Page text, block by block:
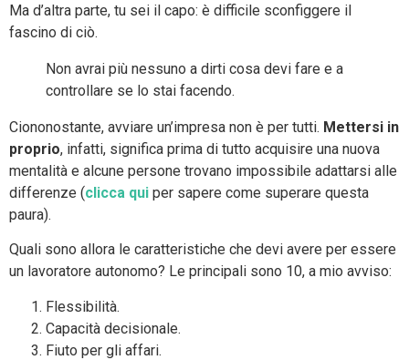
Ma d’altra parte, tu sei il capo: è difficile sconfiggere il
fascino di ciò.
Non avrai più nessuno a dirti cosa devi fare e a
controllare se lo stai facendo.
Ciononostante, avviare un’impresa non è per tutti. Mettersi in
proprio, infatti, significa prima di tutto acquisire una nuova
mentalità e alcune persone trovano impossibile adattarsi alle
differenze (clicca qui per sapere come superare questa
paura).
Quali sono allora le caratteristiche che devi avere per essere
un lavoratore autonomo? Le principali sono 10, a mio avviso:
Flessibilità.
Capacità decisionale.
Fiuto per gli affari.